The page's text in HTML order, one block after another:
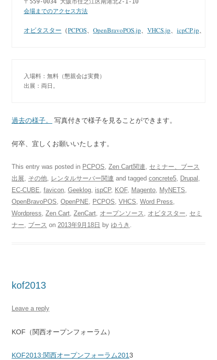
会場までのアクセス方法
オビタスター （PCPOS、 OpenBravoPOS.jp、 VHCS.jp、 icpCP.jp、
入場料：無料（懇親会は実費）
出展：両日。
過去の様子。 写真付きで様子を見ることができます。
何卒、宜しくお願いいたします。
This entry was posted in PCPOS, Zen Cart関連, セミナー、ブース
出展, その他, レンタルサーバー関連 and tagged concrete5, Drupal ,
EC-CUBE, favicon, Geeklog, ispCP, KOF, Magento, MyNETS,
OpenBravoPOS, OpenPNE, PCPOS, VHCS, Word Press,
Wordpress, Zen Cart, ZenCart, オープンソース , オビタスター, セミ
ナー, ブース on 2013年9月18日 by ゆうき .
kof2013
Leave a reply
KOF（関西オープンフォーラム）
KOF2013:関西オープンフォーラム2013